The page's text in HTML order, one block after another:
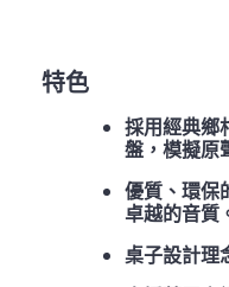
特色
採用經典鄉
盤，模擬原
優質、環保
卓越的音質
桌子設計理